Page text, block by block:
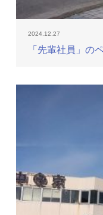
2024.12.27
「先輩社員」の